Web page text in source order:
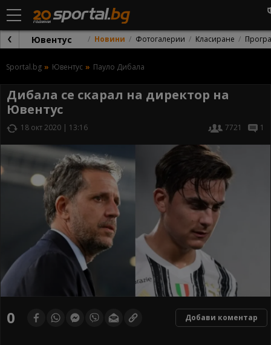
Ювентус Новини Фотогалерии Класиране
Sportal.bg Ювентус Пауло Дибала
Дибала се скарал на директор на
Ювентус
18 окт 2020 | 13:16 7721 1
0 Добави коментар